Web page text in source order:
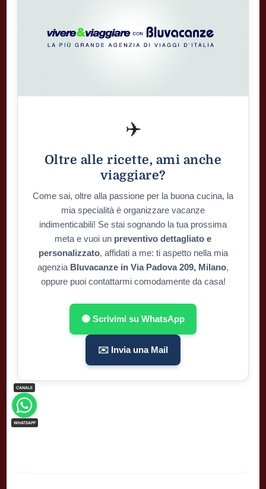
✈️
Oltre alle ricette, ami anche
viaggiare?
Come sai, oltre alla passione per la buona cucina, la
mia specialità è organizzare vacanze
indimenticabili! Se stai sognando la tua prossima
meta e vuoi un preventivo dettagliato e
personalizzato, affidati a me: ti aspetto nella mia
agenzia Bluvacanze in Via Padova 209, Milano,
oppure puoi contattarmi comodamente da casa!
🟢 Scrivimi su WhatsApp
✉️ Invia una Mail